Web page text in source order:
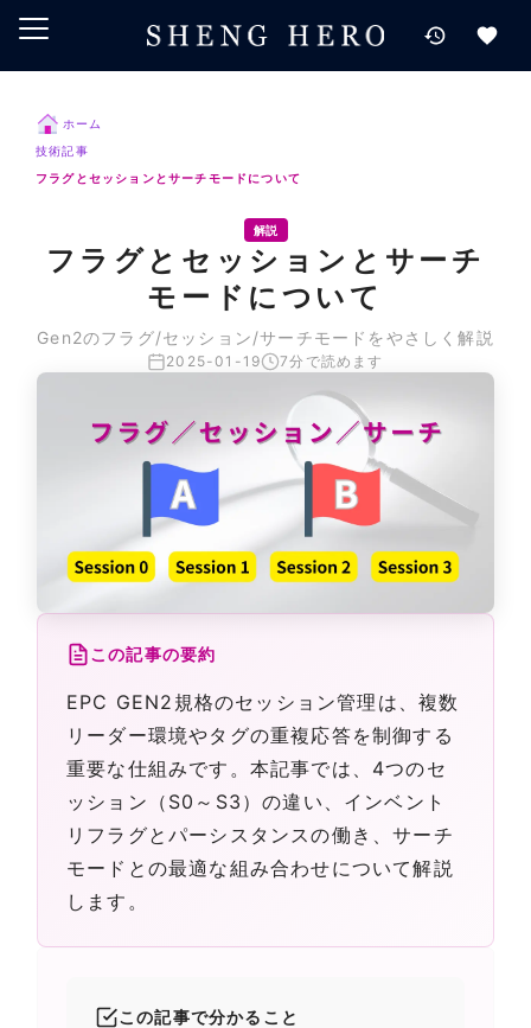
メインコンテンツにスキップ
フッターにスキップ
ホーム
技術記事
フラグとセッションとサーチモードについて
解説
フラグとセッションとサーチ
モードについて
Gen2のフラグ/セッション/サーチモードをやさしく解説
2025-01-19 7分で読めます
この記事の要約
EPC GEN2規格のセッション管理は、複数
リーダー環境やタグの重複応答を制御する
重要な仕組みです。本記事では、4つのセ
ッション（S0～S3）の違い、インベント
リフラグとパーシスタンスの働き、サーチ
モードとの最適な組み合わせについて解説
します。
この記事で分かること